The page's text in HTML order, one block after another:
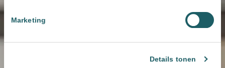
Marketing
Details tonen